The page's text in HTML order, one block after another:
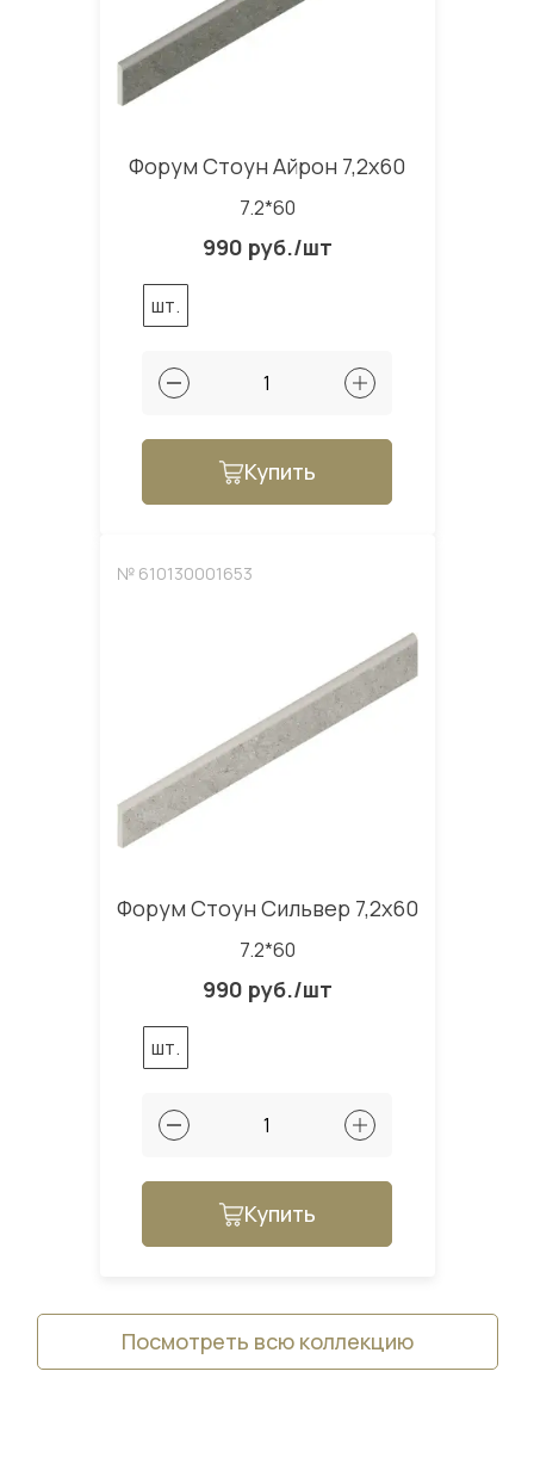
Форум Стоун Айрон 7,2x60
7.2*60
990 руб./шт
шт.
Купить
№ 610130001653
Форум Стоун Сильвер 7,2x60
7.2*60
990 руб./шт
шт.
Купить
Посмотреть всю коллекцию